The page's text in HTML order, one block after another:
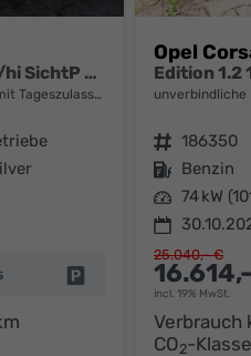
Edition 1.2 100 LM16Z Kam PDC vo/hi SichtP Temp
Tageszulassung
Fahrzeug parken
Opel
unverbindliche
Fahrzeugnr. 186350
Kraftstoff Benzin
Leistung 74 kW
incl. 19% MwSt.
25.040,– €
Verbrauch
CO2-